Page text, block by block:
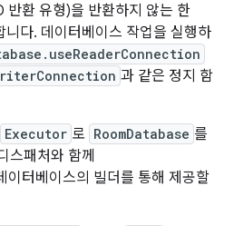
반환 유형)을 반환하지 않는 한
다. 데이터베이스 작업을 실행하
과 같은 정지 함
Executor 로 RoomDatabase 를
스패처와 함께
이터베이스의 빌더를 통해 제공할